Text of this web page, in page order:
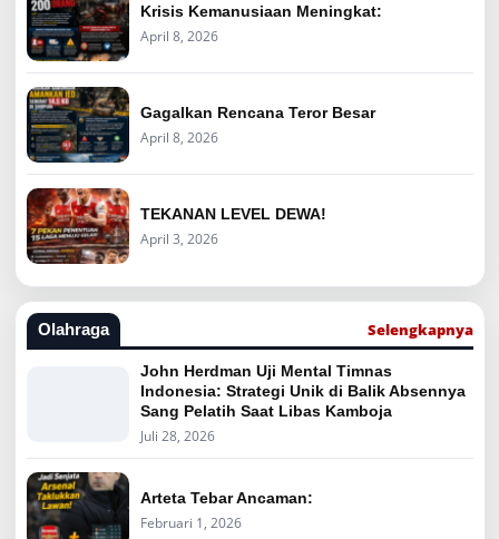
Krisis Kemanusiaan Meningkat:
April 8, 2026
Gagalkan Rencana Teror Besar
April 8, 2026
TEKANAN LEVEL DEWA!
April 3, 2026
Olahraga Selengkapnya
John Herdman Uji Mental Timnas
Indonesia: Strategi Unik di Balik Absennya
Sang Pelatih Saat Libas Kamboja
Juli 28, 2026
Arteta Tebar Ancaman:
Februari 1, 2026